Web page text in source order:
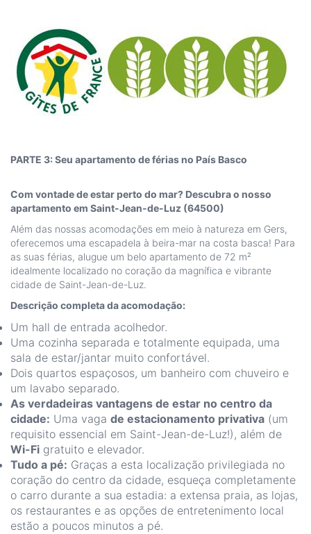
PARTE 3: Seu apartamento de férias no País Basco
Com vontade de estar perto do mar? Descubra o nosso
apartamento em Saint-Jean-de-Luz (64500)
Além das nossas acomodações em meio à natureza em Gers,
oferecemos uma escapadela à beira-mar na costa basca! Para
as suas férias, alugue um belo apartamento de 72 m²
idealmente localizado no coração da magnífica e vibrante
cidade de Saint-Jean-de-Luz.
Descrição completa da acomodação:
Um hall de entrada acolhedor.
Uma cozinha separada e totalmente equipada, uma
sala de estar/jantar muito confortável.
Dois quartos espaçosos, um banheiro com chuveiro e
um lavabo separado.
As verdadeiras vantagens de estar no centro da
cidade: Uma vaga de estacionamento privativa (um
requisito essencial em Saint-Jean-de-Luz!), além de
Wi-Fi gratuito e elevador.
Tudo a pé: Graças a esta localização privilegiada no
coração do centro da cidade, esqueça completamente
o carro durante a sua estadia: a extensa praia, as lojas,
os restaurantes e as opções de entretenimento local
estão a poucos minutos a pé.